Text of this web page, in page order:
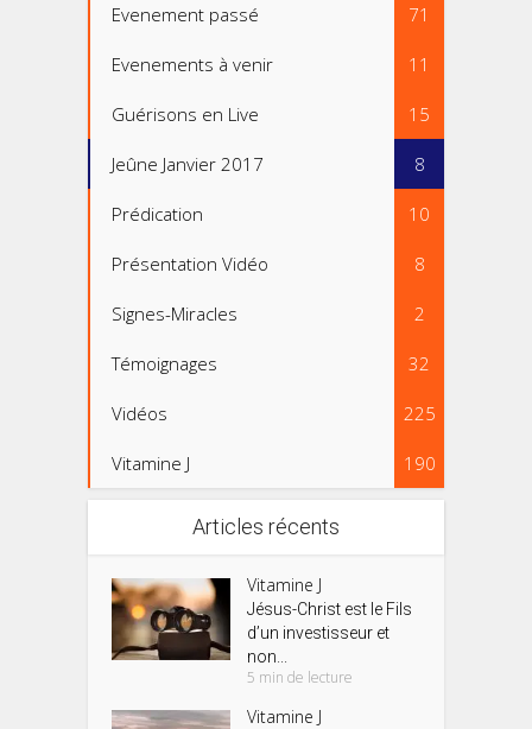
Evenement passé 71
Evenements à venir 11
Guérisons en Live 15
Jeûne Janvier 2017 8
Prédication 10
Présentation Vidéo 8
Signes-Miracles 2
Témoignages 32
Vidéos 225
Vitamine J 190
Articles récents
Vitamine J
Jésus-Christ est le Fils
d’un investisseur et
non...
5 min de lecture
Vitamine J